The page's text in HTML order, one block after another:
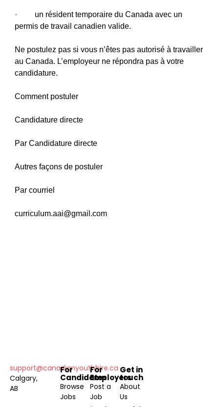
· un résident temporaire du Canada avec un
permis de travail canadien valide.
Ne postulez pas si vous n’êtes pas autorisé à travailler
au Canada. L’employeur ne répondra pas à votre
candidature.
Comment postuler
Candidature directe
Par Candidature directe
Autres façons de postuler
Par courriel
curriculum.aai@gmail.com
support@canadianyouthhire.ca
Calgary,
AB
For
Candidates
Browse
Jobs
For
Employers
Post a
Job
Get in
touch
About
Us